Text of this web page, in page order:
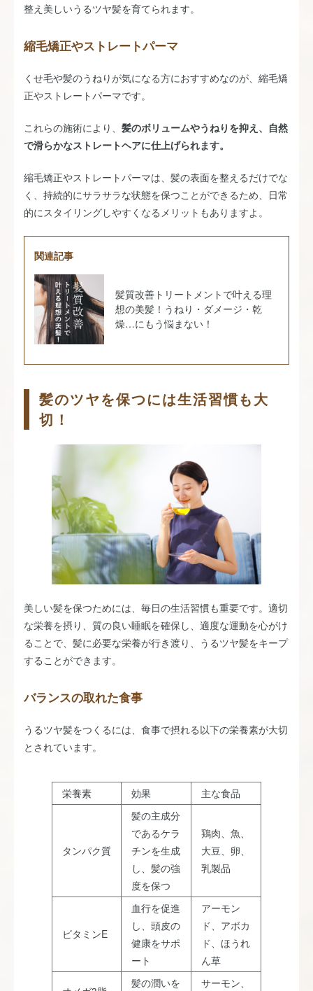
整え美しいうるツヤ髪を育てられます。
縮毛矯正やストレートパーマ
くせ毛や髪のうねりが気になる方におすすめなのが、縮毛矯
正やストレートパーマです。
これらの施術により、 髪のボリュームやうねりを抑え、自然
で滑らかなストレートヘアに仕上げられます。
縮毛矯正やストレートパーマは、髪の表面を整えるだけでな
く、持続的にサラサラな状態を保つことができるため、日常
的にスタイリングしやすくなるメリットもありますよ。
関連記事
髪質改善トリートメントで叶える理
想の美髪！うねり・ダメージ・乾
燥…にもう悩まない！
髪のツヤを保つには生活習慣も大
切！
美しい髪を保つためには、毎日の生活習慣も重要です。適切
な栄養を摂り、質の良い睡眠を確保し、適度な運動を心がけ
ることで、髪に必要な栄養が行き渡り、うるツヤ髪をキープ
することができます。
バランスの取れた食事
うるツヤ髪をつくるには、食事で摂れる以下の栄養素が大切
とされています。
栄養素 効果 主な食品
タンパク質
髪の主成分
であるケラ
チンを生成
し、髪の強
度を保つ
鶏肉、魚、
大豆、卵、
乳製品
ビタミンE
血行を促進
し、頭皮の
健康をサポ
ート
アーモン
ド、アボカ
ド、ほうれ
ん草
髪の潤いを サーモン、